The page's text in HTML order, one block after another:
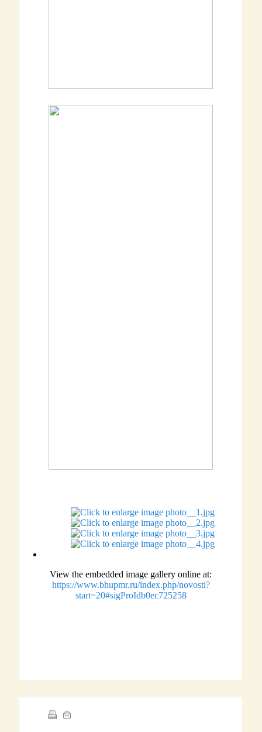
View the embedded image gallery online at:
https://www.bhupmr.ru/index.php/novosti?
start=20#sigProIdb0ec725258